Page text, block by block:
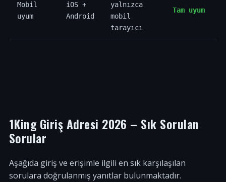
Mobil
uyum
iOS +
Android
yalnızca
mobil
tarayıcı
Tam uyum
1King Giriş Adresi 2026 – Sık Sorulan
Sorular
Aşağıda giriş ve erişimle ilgili en sık karşılaşılan
sorulara doğrulanmış yanıtlar bulunmaktadır.